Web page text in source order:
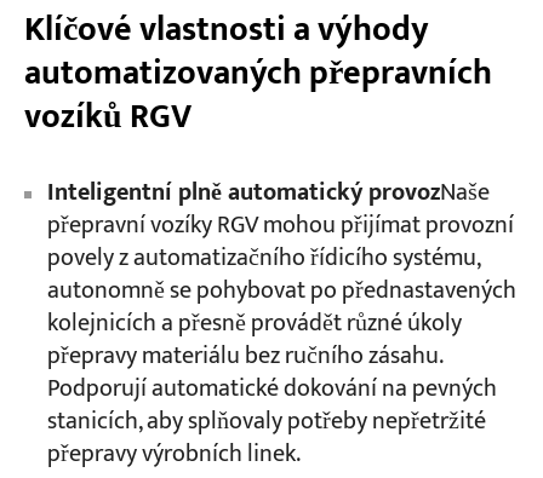
Klíčové vlastnosti a výhody
automatizovaných přepravních
vozíků RGV
Inteligentní plně automatický provozNaše
přepravní vozíky RGV mohou přijímat provozní
povely z automatizačního řídicího systému,
autonomně se pohybovat po přednastavených
kolejnicích a přesně provádět různé úkoly
přepravy materiálu bez ručního zásahu.
Podporují automatické dokování na pevných
stanicích, aby splňovaly potřeby nepřetržité
přepravy výrobních linek.